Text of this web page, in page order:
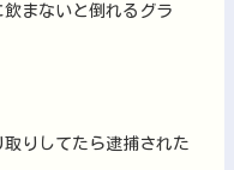
まないと倒れるグラ
りしてたら逮捕された